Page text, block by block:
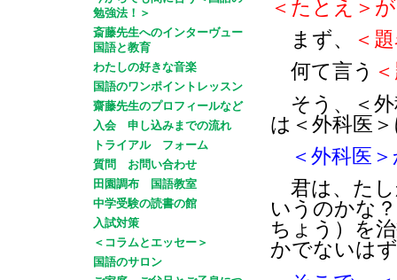
勉強法！＞
斎藤先生へのインターヴュー
国語と教育
わたしの好きな音楽
国語のワンポイントレッスン
齋藤先生のプロフィールなど
入会 申し込みまでの流れ
トライアル フォーム
質問 お問い合わせ
田園調布 国語教室
中学受験の読書の館
入試対策
＜コラムとエッセー＞
国語のサロン
＜たとえ＞
まず、
＜
何て言う
そう、＜外
は＜外科医
＜外科医
君は、たし
いうのかな
ちょう）を
かでないは